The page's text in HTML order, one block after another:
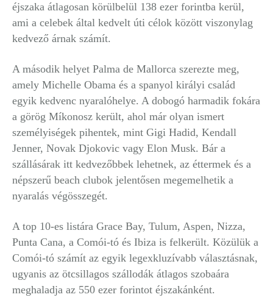
éjszaka átlagosan körülbelül 138 ezer forintba kerül,
ami a celebek által kedvelt úti célok között viszonylag
kedvező árnak számít.
A második helyet Palma de Mallorca szerezte meg,
amely Michelle Obama és a spanyol királyi család
egyik kedvenc nyaralóhelye. A dobogó harmadik fokára
a görög Míkonosz került, ahol már olyan ismert
személyiségek pihentek, mint Gigi Hadid, Kendall
Jenner, Novak Djokovic vagy Elon Musk. Bár a
szállásárak itt kedvezőbbek lehetnek, az éttermek és a
népszerű beach clubok jelentősen megemelhetik a
nyaralás végösszegét.
A top 10-es listára Grace Bay, Tulum, Aspen, Nizza,
Punta Cana, a Comói-tó és Ibiza is felkerült. Közülük a
Comói-tó számít az egyik legexkluzívabb választásnak,
ugyanis az ötcsillagos szállodák átlagos szobaára
meghaladja az 550 ezer forintot éjszakánként.